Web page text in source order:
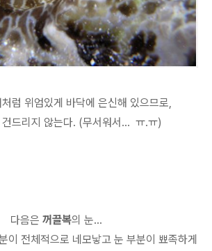
럼 위엄있게 바닥에 은신해 있으므로,
건드리지 않는다. (무서워서... ㅠ.ㅠ)
다음은 꺼끌복의 눈...
이 전체적으로 네모낳고 눈 부분이 뾰족하게